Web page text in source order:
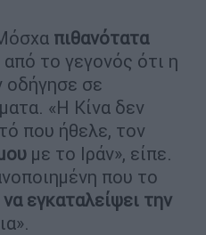
πιθανότατα
από το γεγονός ότι η
οδήγησε σε
«Η Κίνα δεν
που ήθελε, τον
με το Ιράν», είπε.
που το
εγκαταλείψει την